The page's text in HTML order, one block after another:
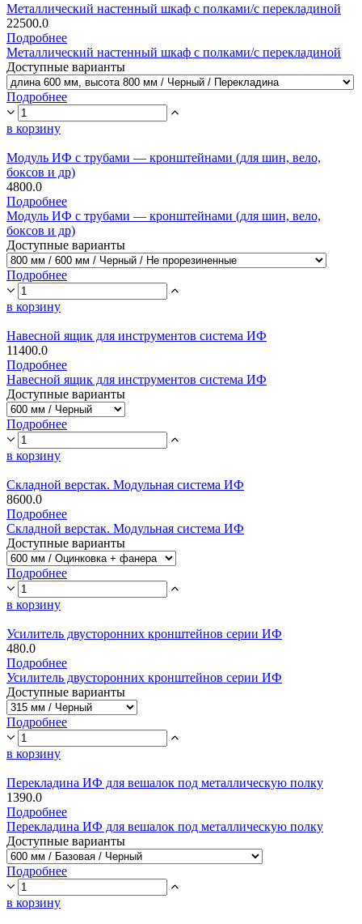
Металлический настенный шкаф с полками/с перекладиной
22500.0
Подробнее
Металлический настенный шкаф с полками/с перекладиной
Доступные варианты
Подробнее
в корзину
Модуль ИФ с трубами — кронштейнами (для шин, вело,
боксов и др)
4800.0
Подробнее
Модуль ИФ с трубами — кронштейнами (для шин, вело,
боксов и др)
Доступные варианты
Подробнее
в корзину
Навесной ящик для инструментов система ИФ
11400.0
Подробнее
Навесной ящик для инструментов система ИФ
Доступные варианты
Подробнее
в корзину
Складной верстак. Модульная система ИФ
8600.0
Подробнее
Складной верстак. Модульная система ИФ
Доступные варианты
Подробнее
в корзину
Усилитель двусторонних кронштейнов серии ИФ
480.0
Подробнее
Усилитель двусторонних кронштейнов серии ИФ
Доступные варианты
Подробнее
в корзину
Перекладина ИФ для вешалок под металлическую полку
1390.0
Подробнее
Перекладина ИФ для вешалок под металлическую полку
Доступные варианты
Подробнее
в корзину